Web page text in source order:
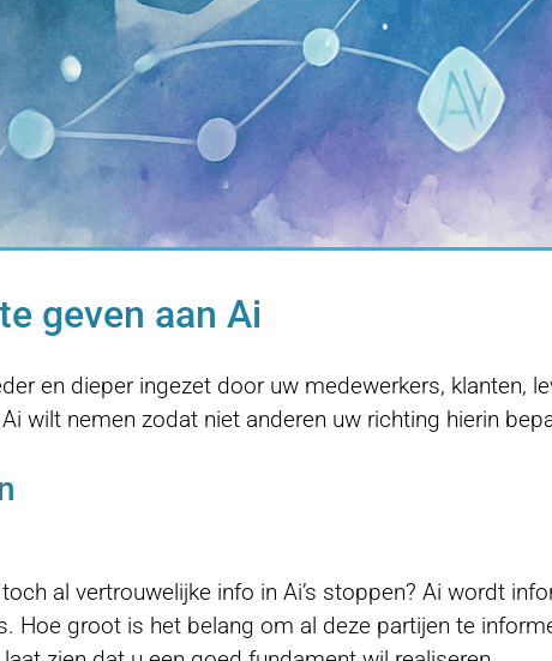
geven aan Ai
en dieper ingezet door uw medewerkers, klanten,
wilt nemen zodat niet anderen uw richting hierin
al vertrouwelijke info in Ai’s stoppen? Ai wordt
Hoe groot is het belang om al deze partijen te